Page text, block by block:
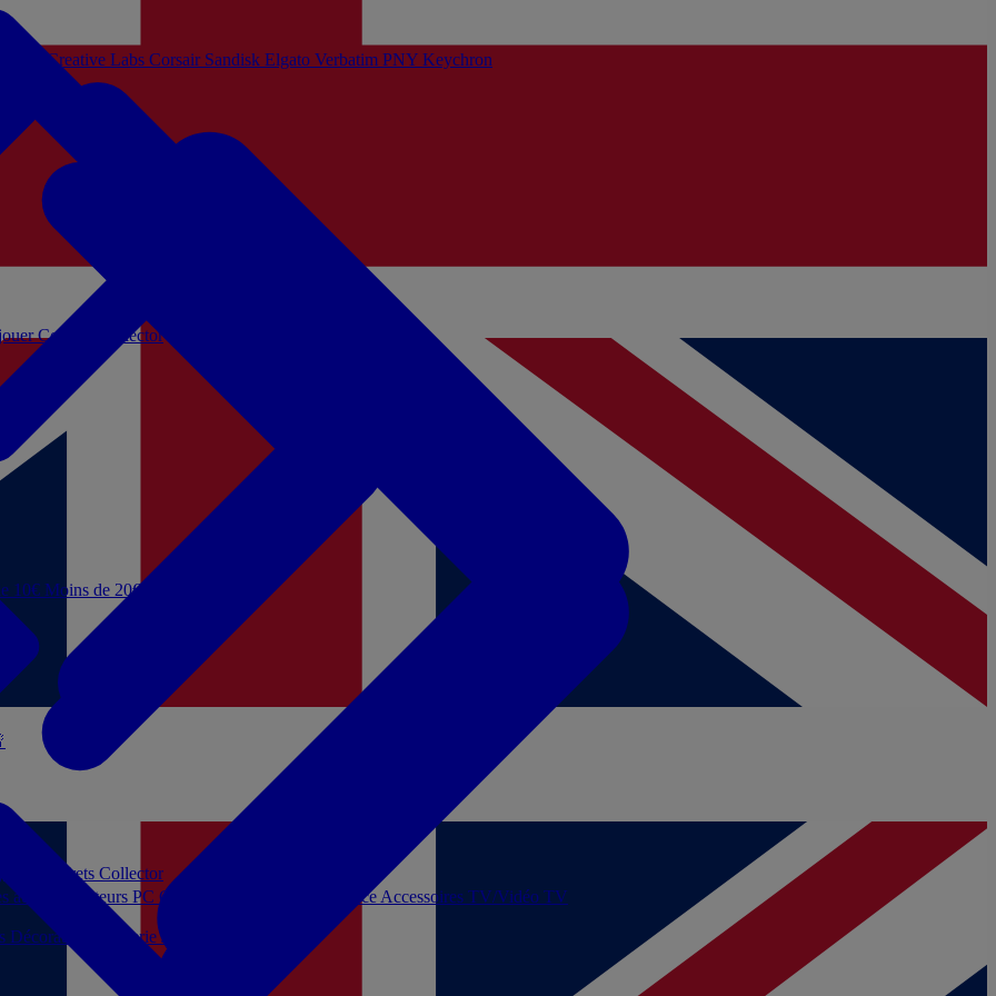
10€ Moins de 20€
Décoration PapeterieJeux de société
Coffrets Collector
Coffrets Collector
audio Moniteurs PC Casques filaires Audio Licence Accessoires TV/Vidéo TV
Creative Labs Corsair Sandisk Elgato Verbatim PNY Keychron